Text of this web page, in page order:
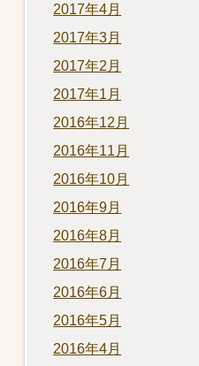
2017年4月
2017年3月
2017年2月
2017年1月
2016年12月
2016年11月
2016年10月
2016年9月
2016年8月
2016年7月
2016年6月
2016年5月
2016年4月